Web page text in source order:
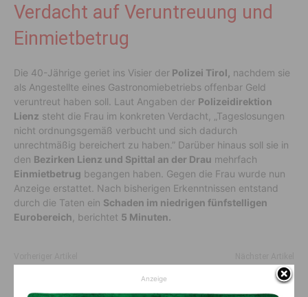
Verdacht auf Veruntreuung und
Einmietbetrug
Die 40-Jährige geriet ins Visier der Polizei Tirol, nachdem sie
als Angestellte eines Gastronomiebetriebs offenbar Geld
veruntreut haben soll. Laut Angaben der Polizeidirektion
Lienz steht die Frau im konkreten Verdacht, „Tageslosungen
nicht ordnungsgemäß verbucht und sich dadurch
unrechtmäßig bereichert zu haben.” Darüber hinaus soll sie in
den Bezirken Lienz und Spittal an der Drau mehrfach
Einmietbetrug begangen haben. Gegen die Frau wurde nun
Anzeige erstattet. Nach bisherigen Erkenntnissen entstand
durch die Taten ein Schaden im niedrigen fünfstelligen
Eurobereich , berichtet 5 Minuten.
Servus“: Peter Kaiser
Datum fixiert: B 110
Plöckenpass Straße ab 18. Mai
Anzeige